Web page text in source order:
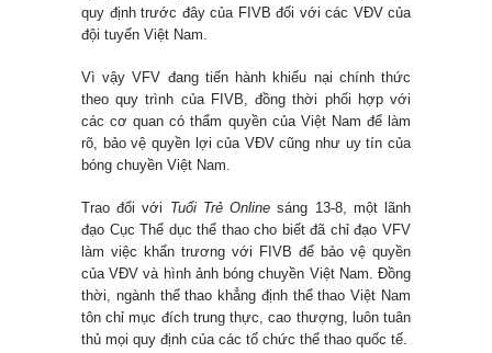
quy định trước đây của FIVB đối với các VĐV của
đội tuyển Việt Nam.
Vì vậy VFV đang tiến hành khiếu nại chính thức
theo quy trình của FIVB, đồng thời phối hợp với
các cơ quan có thẩm quyền của Việt Nam để làm
rõ, bảo vệ quyền lợi của VĐV cũng như uy tín của
bóng chuyền Việt Nam.
Trao đổi với Tuổi Trẻ Online sáng 13-8, một lãnh
đạo Cục Thể dục thể thao cho biết đã chỉ đạo VFV
làm việc khẩn trương với FIVB để bảo vệ quyền
của VĐV và hình ảnh bóng chuyền Việt Nam. Đồng
thời, ngành thể thao khẳng định thể thao Việt Nam
tôn chỉ mục đích trung thực, cao thượng, luôn tuân
thủ mọi quy định của các tổ chức thể thao quốc tế.